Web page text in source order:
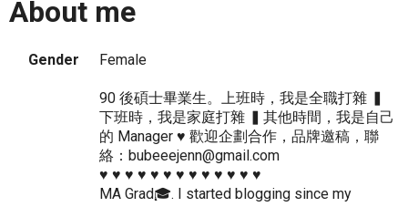
About me
Gender Female
90 後碩士畢業生。上班時，我是全職打雜 ▍
下班時，我是家庭打雜 ▍其他時間，我是自己
的 Manager ♥ 歡迎企劃合作，品牌邀稿，聯
絡：bubeeejenn@gmail.com
♥ ♥ ♥ ♥ ♥ ♥ ♥ ♥ ♥ ♥ ♥ ♥ ♥
MA Grad🎓. I started blogging since my